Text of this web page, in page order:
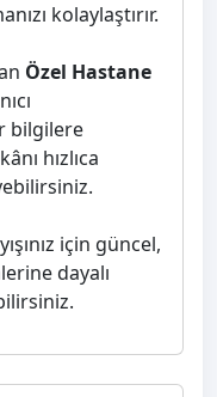
kolaylaştırır.
Özel Hastane
bilgilere
hızlıca
için güncel,
dayalı